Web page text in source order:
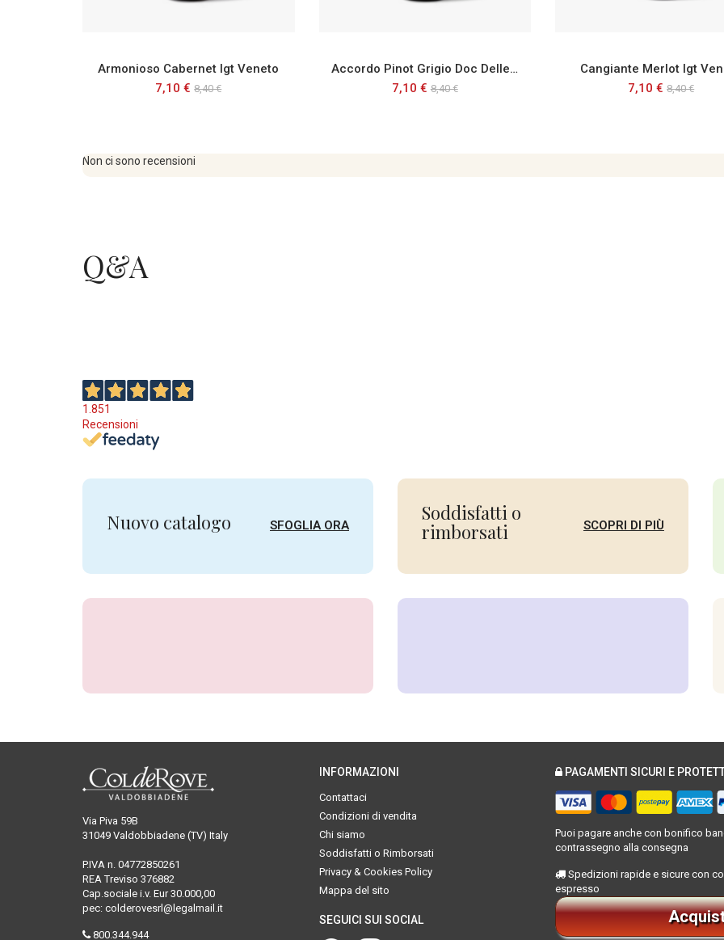
Armonioso Cabernet Igt Veneto
7,10 €8,40 €
Accordo Pinot Grigio Doc Delle Venezie
7,10 € 8,40 €
Cangiante Merlot Igt
7,10 €8,40 €
Non ci sono recensioni
Q&A
1.851
Recensioni
Nuovo catalogo SFOGLIA ORA
Soddisfatti o
rimborsati
SCOPRI DI PIÙ
Via Piva 59B
31049 Valdobbiadene (TV) Italy
P.IVA n. 04772850261
REA Treviso 376882
Cap.sociale i.v. Eur 30.000,00
pec: colderovesrl@legalmail.it
800.344.944
INFORMAZIONI
Contattaci
Condizioni di vendita
Chi siamo
Soddisfatti o Rimborsati
Privacy & Cookies Policy
Mappa del sito
SEGUICI SUI SOCIAL
PAGAMENTI SICURI E
Puoi pagare anche con bonifico
contrassegno alla consegna
Spedizioni rapide e sicure con
espresso